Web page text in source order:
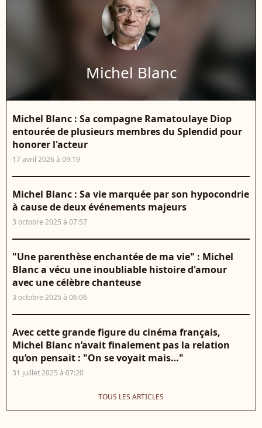
Michel Blanc
Michel Blanc : Sa compagne Ramatoulaye Diop
entourée de plusieurs membres du Splendid pour
honorer l'acteur
17 avril 2026 à 09:19
Michel Blanc : Sa vie marquée par son hypocondrie
à cause de deux événements majeurs
3 octobre 2025 à 07:57
"Une parenthèse enchantée de ma vie" : Michel
Blanc a vécu une inoubliable histoire d'amour
avec une célèbre chanteuse
3 octobre 2025 à 06:06
Avec cette grande figure du cinéma français,
Michel Blanc n’avait finalement pas la relation
qu’on pensait : "On se voyait mais…"
31 juillet 2025 à 07:20
TOUS LES ARTICLES